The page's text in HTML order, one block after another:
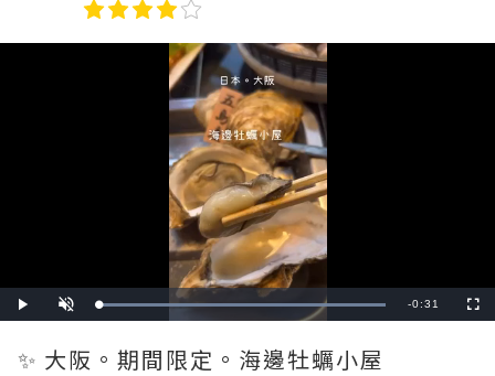
Play Unmute Loaded:
100.00%
Remaining
-0:31
✨ 大阪。期間限定。海邊牡蠣小屋